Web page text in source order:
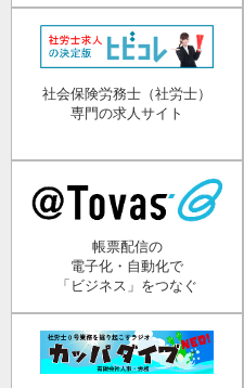
社会保険労務士（社労士）
専門の求人サイト
帳票配信の
電子化・自動化で
「ビジネス」をつなぐ